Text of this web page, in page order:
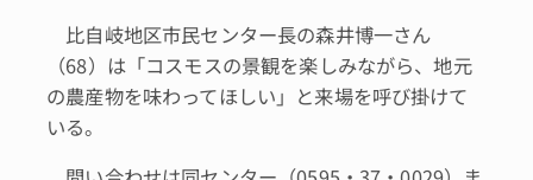
比自岐地区市民センター長の森井博一さん
（68）は「コスモスの景観を楽しみながら、地元
の農産物を味わってほしい」と来場を呼び掛けて
いる。